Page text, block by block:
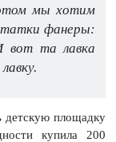
мы хотим
фанеры:
вот та лавка
детскую площадку
купила 200